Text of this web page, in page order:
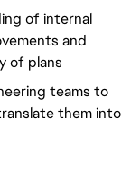
of internal
and
of plans
teams to
them into